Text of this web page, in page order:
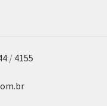
/ 4155